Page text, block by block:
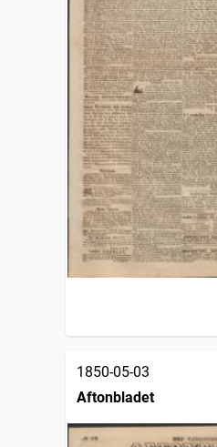
1850-05-03
Aftonbladet